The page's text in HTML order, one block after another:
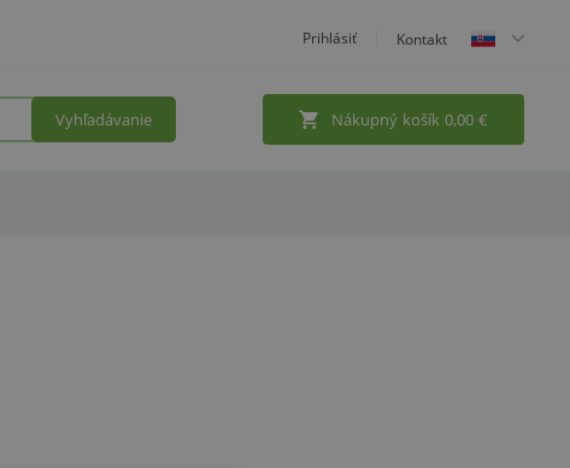
Prihlásiť Kontakt
Vyhľadávanie Nákupný košík 0,00 €